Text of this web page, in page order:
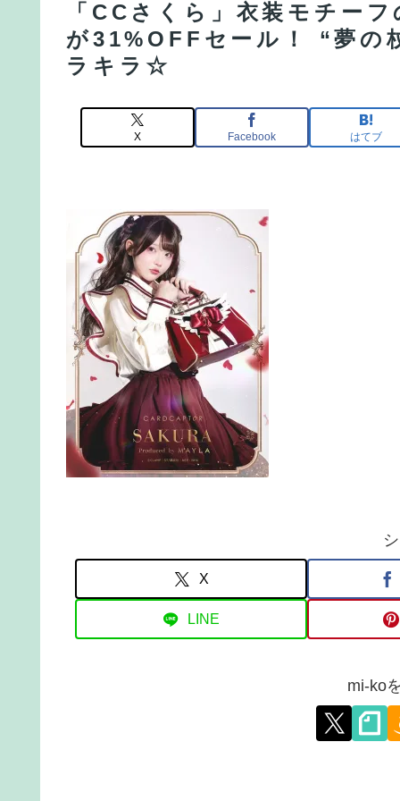
「CCさくら」衣装モチー
が31%OFFセール！ “夢の
ラキラ☆
X Facebook はてブ
X
LINE
mi-ko